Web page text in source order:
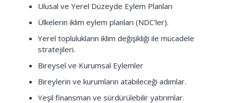
Ulusal ve Yerel Düzeyde Eylem Planları
Ülkelerin iklim eylem planları (NDC'ler).
Yerel toplulukların iklim değişikliği ile mücadele
stratejileri.
Bireysel ve Kurumsal Eylemler
Bireylerin ve kurumların atabileceği adımlar.
Yeşil finansman ve sürdürülebilir yatırımlar.